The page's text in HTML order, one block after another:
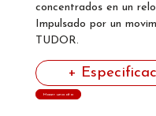
concentrados en un
Impulsado por un
TUDOR.
+
Hacer una cita